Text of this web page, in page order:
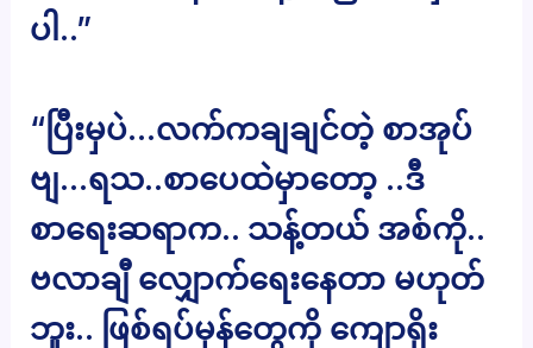
ပါ..”
“ပြီးမှပဲ…လက်ကချချင်တဲ့ စာအုပ်
ဗျ…ရသ..စာပေထဲမှာတော့ ..ဒီ
စာရေးဆရာက.. သန့်တယ် အစ်ကို..
ဗလာချီ လျှောက်ရေးနေတာ မဟုတ်
ဘူး.. ဖြစ်ရပ်မှန်တွေကို ကျောရိုး